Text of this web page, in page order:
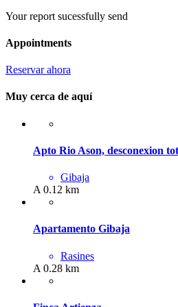
Your report sucessfully send
Appointments
Reservar ahora
Muy cerca de aquí
Apto Rio Ason, desconexion
Gibaja
A 0.12 km
Apartamento Gibaja
Rasines
A 0.28 km